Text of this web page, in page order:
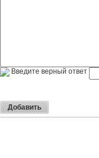
Введите верный ответ